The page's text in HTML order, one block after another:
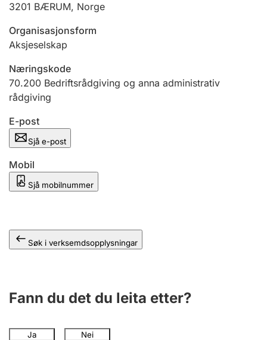
Ektepaktrettleiaren
Andre tema
3201 BÆRUM, Norge
Organisasjonsform
Aksjeselskap
Næringskode
70.200 Bedriftsrådgiving og anna administrativ
rådgiving
E-post
Sjå e-post
Mobil
Sjå mobilnummer
Søk i verksemdsopplysningar
Fann du det du leita etter?
Ja Nei